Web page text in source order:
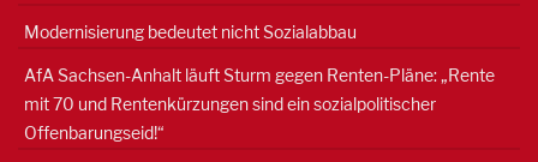
Modernisierung bedeutet nicht Sozialabbau
AfA Sachsen-Anhalt läuft Sturm gegen Renten-Pläne: „Rente
mit 70 und Rentenkürzungen sind ein sozialpolitischer
Offenbarungseid!“